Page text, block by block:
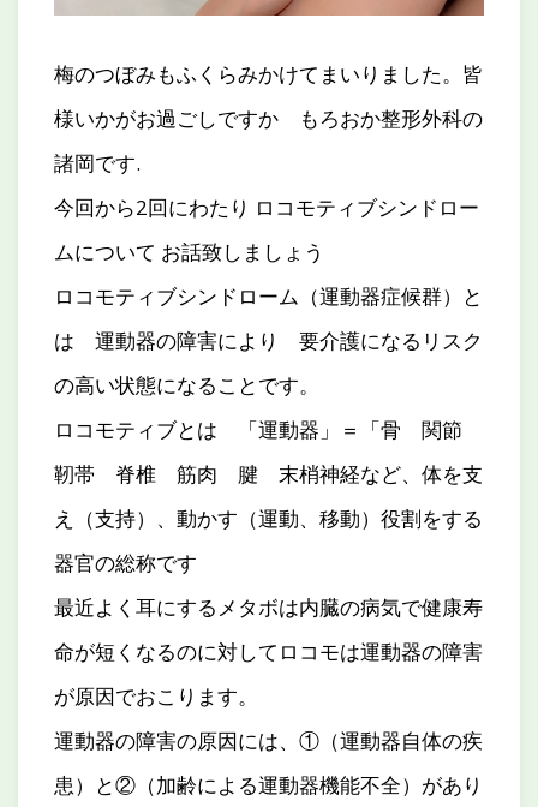
梅のつぼみもふくらみかけてまいりました。皆
様いかがお過ごしですか もろおか整形外科の
諸岡です.
今回から2回にわたり ロコモティブシンドロー
ムについて お話致しましょう
ロコモティブシンドローム（運動器症候群）と
は 運動器の障害により 要介護になるリスク
の高い状態になることです。
ロコモティブとは 「運動器」＝「骨 関節
靭帯 脊椎 筋肉 腱 末梢神経など、体を支
え（支持）、動かす（運動、移動）役割をする
器官の総称です
最近よく耳にするメタボは内臓の病気で健康寿
命が短くなるのに対してロコモは運動器の障害
が原因でおこります。
運動器の障害の原因には、①（運動器自体の疾
患）と②（加齢による運動器機能不全）があり